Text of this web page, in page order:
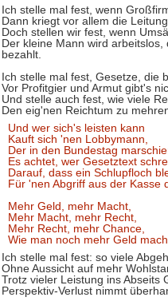
Ich stelle mal fest, wenn
Dann kriegt vor allem die
Doch stellen wir fest, wenn
Der kleine Mann wird arbeitslos,
bezahlt.
Ich stelle mal fest, Gesetze, die
Vor Profitgier und Armut gibt's
Und stelle auch fest, wie viele
Den eig'nen Reichtum zu
Und wer sich's leisten kann
Kauft sich 'nen Lobbymann,
Der in den Bundestag
Es achtet, wer Gesetztext
Darauf, dass ein Schlupfloch
Für 'nen Abgriff aus der Kasse
Mehr Geld, mehr Macht,
Mehr Macht, mehr Recht,
Mehr Recht, mehr Chance,
Wie man noch mehr Geld
Ich stelle mal fest: so viele
Ohne Aussicht auf mehr
Trotz vieler Leistung ins Abseits
Perspektiv-Verlust nimmt